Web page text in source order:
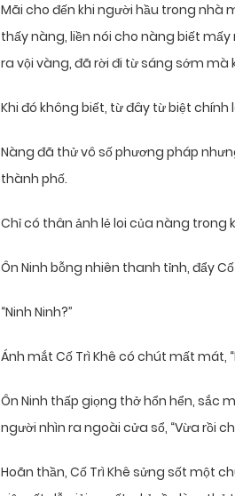
Mãi cho đến khi người hầu trong nhà
thấy nàng, liền nói cho nàng biết
ra vội vàng, đã rời đi từ sáng sớm
Khi đó không biết, từ đây từ biệt chính
Nàng đã thử vô số phương pháp
thành phố.
Chỉ có thân ảnh lẻ loi của nàng trong
Ôn Ninh bỗng nhiên thanh tỉnh, đẩy
“Ninh Ninh?”
Ánh mắt Cố Trì Khê có chút mất mát,
Ôn Ninh thấp giọng thở hổn hển, sắc
người nhìn ra ngoài cửa sổ, “Vừa rồi
Hoãn thần, Cố Trì Khê sửng sốt một